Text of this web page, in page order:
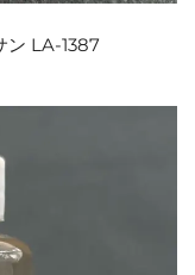
ン LA-1387